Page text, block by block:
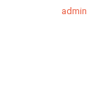
admin